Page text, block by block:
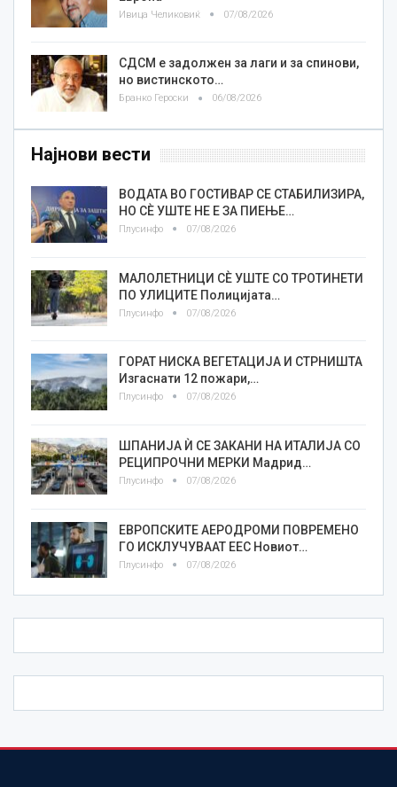
Ивица Челиковиќ 07/08/2026
СДСМ е задолжен за лаги и за спинови,
но вистинското…
Бранко Героски 06/08/2026
Најнови вести
ВОДАТА ВО ГОСТИВАР СЕ СТАБИЛИЗИРА,
НО СÈ УШТЕ НЕ Е ЗА ПИЕЊЕ…
Плусинфо 07/08/2026
МАЛОЛЕТНИЦИ СÈ УШТЕ СО ТРОТИНЕТИ
ПО УЛИЦИТЕ Полицијата…
Плусинфо 07/08/2026
ГОРАТ НИСКА ВЕГЕТАЦИЈА И СТРНИШТА
Изгаснати 12 пожари,…
Плусинфо 07/08/2026
ШПАНИЈА Ѝ СЕ ЗАКАНИ НА ИТАЛИЈА СО
РЕЦИПРОЧНИ МЕРКИ Мадрид…
Плусинфо 07/08/2026
ЕВРОПСКИТЕ АЕРОДРОМИ ПОВРЕМЕНО
ГО ИСКЛУЧУВААТ ЕЕС Новиот…
Плусинфо 07/08/2026